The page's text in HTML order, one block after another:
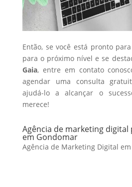
Então, se você está pronto
para o próximo nível e se
Gaia, entre em contato
agendar uma consulta
ajudá-lo a alcançar o
merece!
Agência de marketing digital
em Gondomar
Agência de Marketing Digital